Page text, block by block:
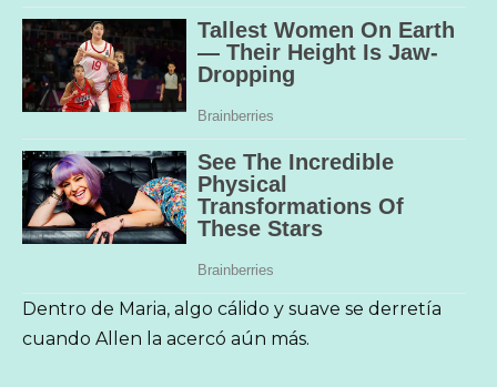
Dentro de Maria, algo cálido y suave se derretía
cuando Allen la acercó aún más.